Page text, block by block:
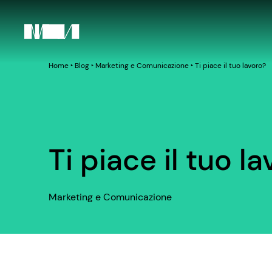
Home‣ Blog‣ Marketing e Comunicazione‣Ti piace il tuo lavoro?
Ti piace il tuo
Marketing e Comunicazione